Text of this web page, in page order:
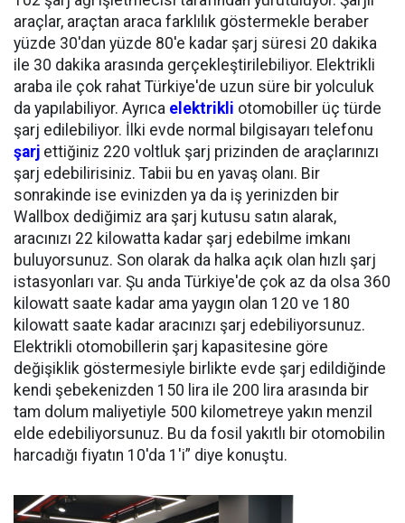
araçlar, araçtan araca farklılık göstermekle beraber
yüzde 30'dan yüzde 80'e kadar şarj süresi 20 dakika
ile 30 dakika arasında gerçekleştirilebiliyor. Elektrikli
araba ile çok rahat Türkiye'de uzun süre bir yolculuk
da yapılabiliyor. Ayrıca elektrikli otomobiller üç türde
şarj edilebiliyor. İlki evde normal bilgisayarı telefonu
şarj ettiğiniz 220 voltluk şarj prizinden de araçlarınızı
şarj edebilirisiniz. Tabii bu en yavaş olanı. Bir
sonrakinde ise evinizden ya da iş yerinizden bir
Wallbox dediğimiz ara şarj kutusu satın alarak,
aracınızı 22 kilowatta kadar şarj edebilme imkanı
buluyorsunuz. Son olarak da halka açık olan hızlı şarj
istasyonları var. Şu anda Türkiye'de çok az da olsa 360
kilowatt saate kadar ama yaygın olan 120 ve 180
kilowatt saate kadar aracınızı şarj edebiliyorsunuz.
Elektrikli otomobillerin şarj kapasitesine göre
değişiklik göstermesiyle birlikte evde şarj edildiğinde
kendi şebekenizden 150 lira ile 200 lira arasında bir
tam dolum maliyetiyle 500 kilometreye yakın menzil
elde edebiliyorsunuz. Bu da fosil yakıtlı bir otomobilin
harcadığı fiyatın 10'da 1'i” diye konuştu.